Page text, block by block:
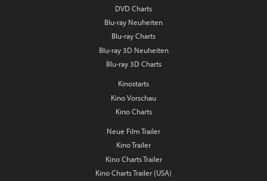
DVD Charts
Blu-ray Neuheiten
Blu-ray Charts
Blu-ray 3D Neuheiten
Blu-ray 3D Charts
Kinostarts
Kino Vorschau
Kino Charts
Neue Film Trailer
Kino Trailer
Kino Charts Trailer
Kino Charts Trailer (USA)